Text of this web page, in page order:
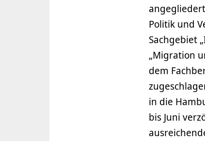
Politik und
Sachgebiet
„Migration
dem
in die
bis Juni